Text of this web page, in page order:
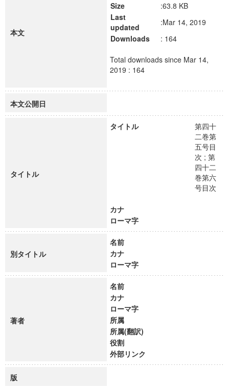
本文
Size
:63.8 KB
Last
updated
:Mar 14, 2019
Downloads
: 164
Total downloads since Mar 14,
2019 : 164
本文公開日
タイトル
タイトル
第四十
二巻第
五号目
次 ; 第
四十二
巻第六
号目次
カナ
ローマ字
別タイトル
名前
カナ
ローマ字
著者
名前
カナ
ローマ字
所属
所属(翻訳)
役割
外部リンク
版